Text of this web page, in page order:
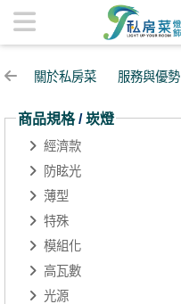
迷你型 | 私房菜精品燈飾
關於私房菜 服務與優勢
商品規格/崁燈
經濟款
防眩光
薄型
特殊
模組化
高瓦數
光源